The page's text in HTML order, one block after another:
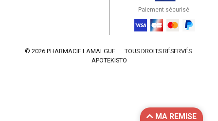
Paiement sécurisé
© 2026 PHARMACIE LAMALGUE
TOUS DROITS RÉSERVÉS.
APOTEKISTO
MA REMISE